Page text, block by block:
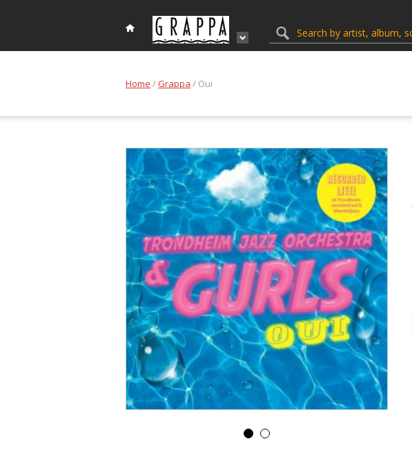
Home /Grappa / Oui